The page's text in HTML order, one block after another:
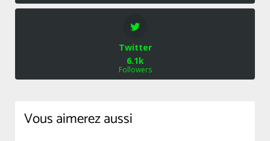
Twitter
6.1k
Followers
Vous aimerez aussi